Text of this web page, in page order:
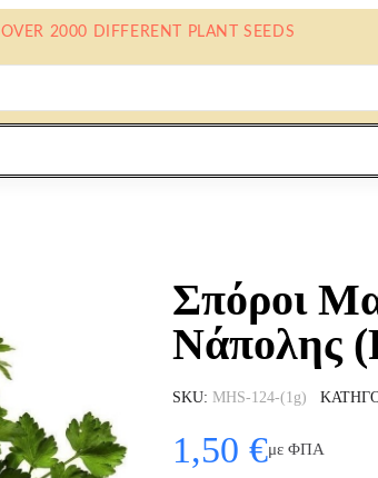
OVER 2000 DIFFERENT PLANT SEEDS
Σπόροι
Νάπολης
SKU MHS-124-(1g)
1,50 €με ΦΠΑ